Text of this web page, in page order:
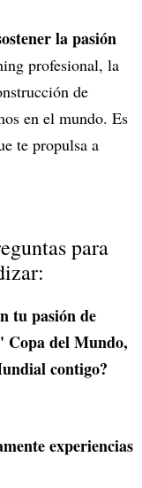
la pasión
profesional, la
de
en el mundo. Es
te propulsa a
para
tu pasión de
Copa del Mundo,
contigo?
experiencias